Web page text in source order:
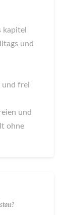
kapitel
und
und frei
und
ohne